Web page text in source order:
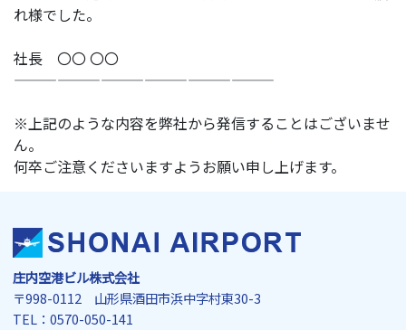
れ様でした。
社長 〇〇 〇〇
——————————————————
※上記のような内容を弊社から発信することはございませ
ん。
何卒ご注意くださいますようお願い申し上げます。
庄内空港ビル株式会社
〒998-0112 山形県酒田市浜中字村東30-3
TEL：0570-050-141